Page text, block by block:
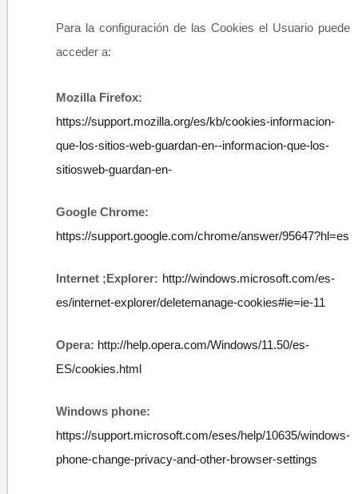
Para la configuración de las Cookies el Usuario puede
acceder a:
Mozilla Firefox:
https://support.mozilla.org/es/kb/cookies-informacion-
que-los-sitios-web-guardan-en--informacion-que-los-
sitiosweb-guardan-en-
Google Chrome:
https://support.google.com/chrome/answer/95647?hl=es
Internet ; Explorer: http://windows.microsoft.com/es-
es/internet-explorer/deletemanage-cookies#ie=ie-11
Opera: http://help.opera.com/Windows/11.50/es-
ES/cookies.html
Windows phone:
https://support.microsoft.com/eses/help/10635/windows-
phone-change-privacy-and-other-browser-settings